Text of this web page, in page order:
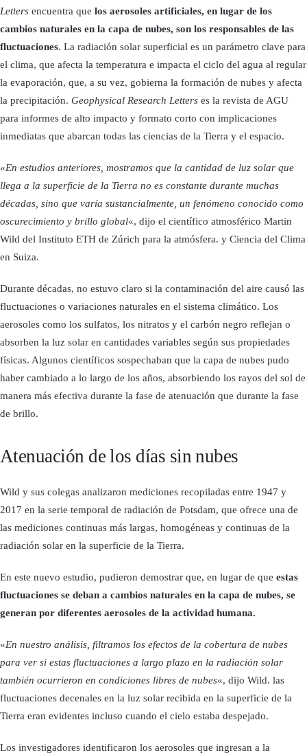
Letters encuentra que los aerosoles artificiales, en lugar de los
cambios naturales en la capa de nubes, son los responsables de las
fluctuaciones. La radiación solar superficial es un parámetro clave para
el clima, que afecta la temperatura e impacta el ciclo del agua al regular
la evaporación, que, a su vez, gobierna la formación de nubes y afecta
la precipitación. Geophysical Research Letters es la revista de AGU
para informes de alto impacto y formato corto con implicaciones
inmediatas que abarcan todas las ciencias de la Tierra y el espacio.
«En estudios anteriores, mostramos que la cantidad de luz solar que
llega a la superficie de la Tierra no es constante durante muchas
décadas, sino que varía sustancialmente, un fenómeno conocido como
oscurecimiento y brillo global«, dijo el científico atmosférico Martin
Wild del Instituto ETH de Zúrich para la atmósfera. y Ciencia del Clima
en Suiza.
Durante décadas, no estuvo claro si la contaminación del aire causó las
fluctuaciones o variaciones naturales en el sistema climático. Los
aerosoles como los sulfatos, los nitratos y el carbón negro reflejan o
absorben la luz solar en cantidades variables según sus propiedades
físicas. Algunos científicos sospechaban que la capa de nubes pudo
haber cambiado a lo largo de los años, absorbiendo los rayos del sol de
manera más efectiva durante la fase de atenuación que durante la fase
de brillo.
Atenuación de los días sin nubes
Wild y sus colegas analizaron mediciones recopiladas entre 1947 y
2017 en la serie temporal de radiación de Potsdam, que ofrece una de
las mediciones continuas más largas, homogéneas y continuas de la
radiación solar en la superficie de la Tierra.
En este nuevo estudio, pudieron demostrar que, en lugar de que estas
fluctuaciones se deban a cambios naturales en la capa de nubes, se
generan por diferentes aerosoles de la actividad humana.
«En nuestro análisis, filtramos los efectos de la cobertura de nubes
para ver si estas fluctuaciones a largo plazo en la radiación solar
también ocurrieron en condiciones libres de nubes«, dijo Wild. las
fluctuaciones decenales en la luz solar recibida en la superficie de la
Tierra eran evidentes incluso cuando el cielo estaba despejado.
Los investigadores identificaron los aerosoles que ingresan a la